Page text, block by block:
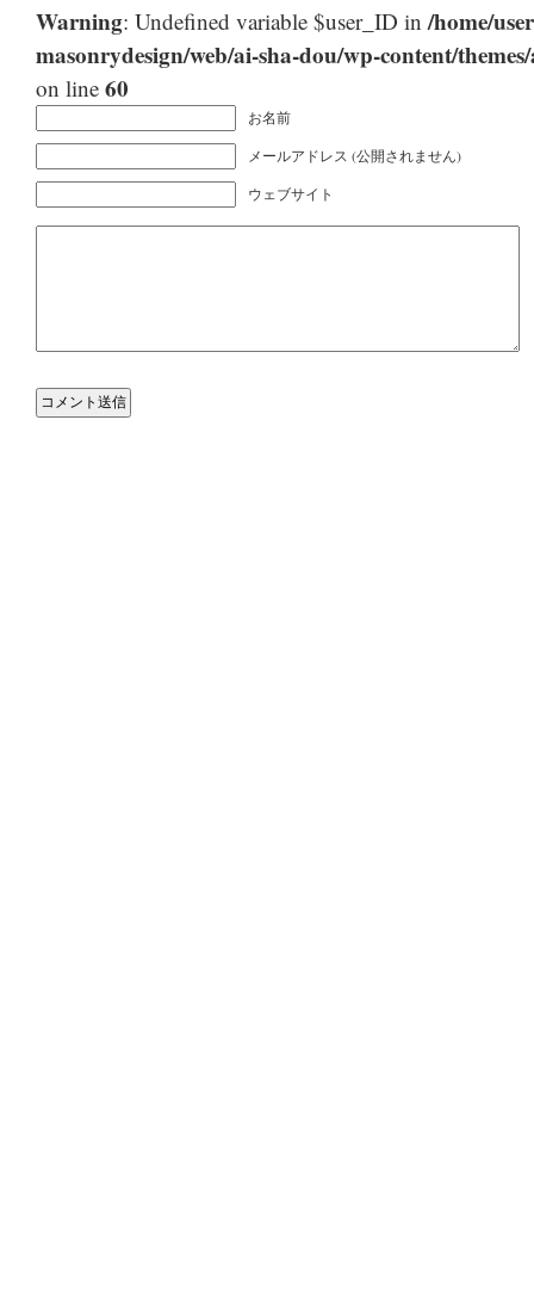
Warning: Undefined variable $user_ID in/home/
masonrydesign/web/ai-sha-dou/wp-content/
on line 60
お名前
メールアドレス (公開されません)
ウェブサイト